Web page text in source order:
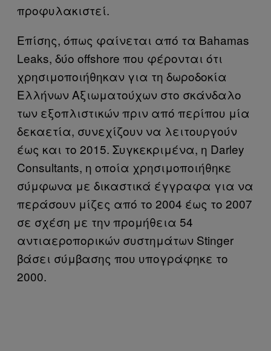
προφυλακιστεί.
Επίσης, όπως φαίνεται από τα Bahamas
Leaks, δύο offshore που φέρονται ότι
χρησιμοποιήθηκαν για τη δωροδοκία
Ελλήνων Αξιωματούχων στο σκάνδαλο
των εξοπλιστικών πριν από περίπου μία
δεκαετία, συνεχίζουν να λειτουργούν
έως και το 2015. Συγκεκριμένα, η Darley
Consultants, η οποία χρησιμοποιήθηκε
σύμφωνα με δικαστικά έγγραφα για να
περάσουν μίζες από το 2004 έως το 2007
σε σχέση με την προμήθεια 54
αντιαεροπορικών συστημάτων Stinger
βάσει σύμβασης που υπογράφηκε το
2000.